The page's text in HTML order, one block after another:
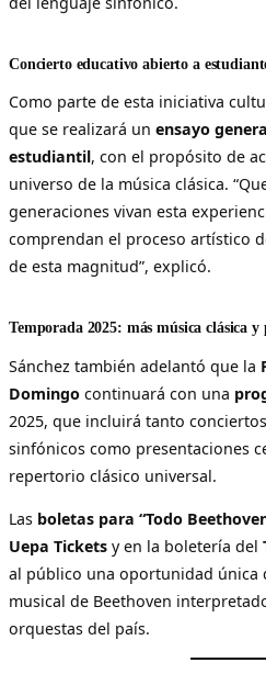
Concierto educativo abierto a
Como parte de esta iniciativa
que se realizará un ensayo
estudiantil, con el propósito de
universo de la música clásica.
generaciones vivan esta
comprendan el proceso artístico
de esta magnitud”, explicó.
Temporada 2025: más música clásica
Sánchez también adelantó que la
Domingo continuará con una
2025, que incluirá tanto
sinfónicos como presentaciones
repertorio clásico universal.
Las boletas para “Todo
Uepa Tickets y en la boletería del
al público una oportunidad única
musical de Beethoven
orquestas del país.